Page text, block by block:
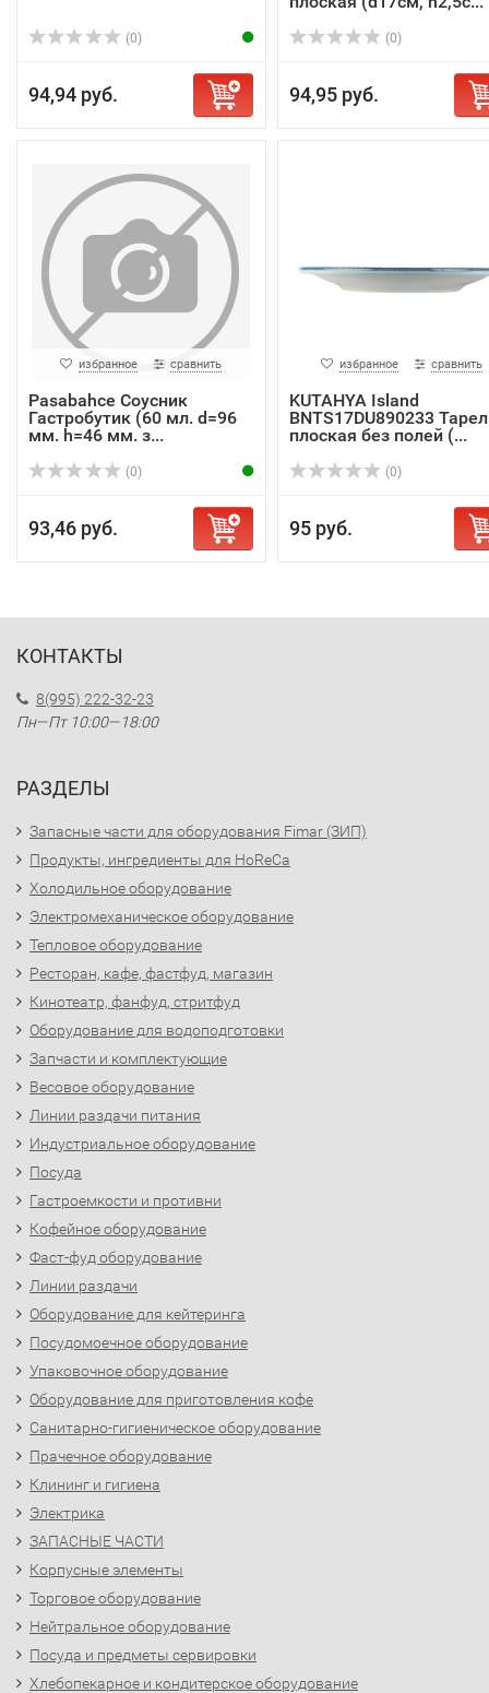
(0)
94,94 руб.
(0)
94,95 руб.
избранное сравнить
Pasabahce Соусник
Гастробутик (60 мл. d=96
мм. h=46 мм. з...
(0)
93,46 руб.
избранное сравнить
KUTAHYA Island
BNTS17DU890233
плоская без полей (...
(0)
95 руб.
КОНТАКТЫ
8(995) 222-32-23
Пн—Пт 10:00—18:00
РАЗДЕЛЫ
Запасные части для оборудования Fimar (ЗИП)
Продукты, ингредиенты для HoReCa
Холодильное оборудование
Электромеханическое оборудование
Тепловое оборудование
Ресторан, кафе, фастфуд, магазин
Кинотеатр, фанфуд, стритфуд
Оборудование для водоподготовки
Запчасти и комплектующие
Весовое оборудование
Линии раздачи питания
Индустриальное оборудование
Посуда
Гастроемкости и противни
Кофейное оборудование
Фаст-фуд оборудование
Линии раздачи
Оборудование для кейтеринга
Посудомоечное оборудование
Упаковочное оборудование
Оборудование для приготовления кофе
Санитарно-гигиеническое оборудование
Прачечное оборудование
Клининг и гигиена
Электрика
ЗАПАСНЫЕ ЧАСТИ
Корпусные элементы
Торговое оборудование
Нейтральное оборудование
Посуда и предметы сервировки
Хлебопекарное и кондитерское оборудование